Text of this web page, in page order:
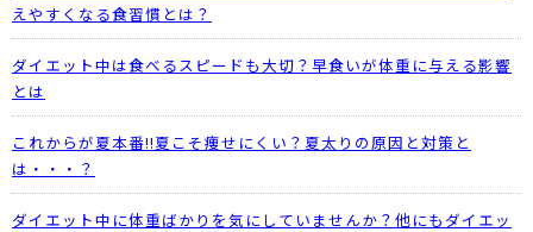
えやすくなる食習慣とは？
ダイエット中は食べるスピードも大切？早食いが体重に与える影響
とは
これからが夏本番!!夏こそ痩せにくい？夏太りの原因と対策と
は・・・？
ダイエット中に体重ばかりを気にしていませんか？他にもダイエッ